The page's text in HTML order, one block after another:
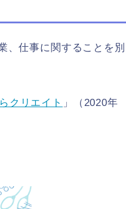
、仕事に関することを別
クリエイト 」（2020年